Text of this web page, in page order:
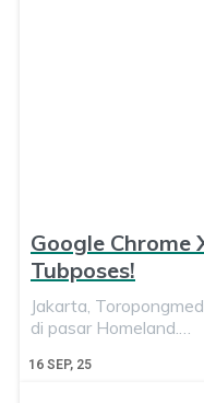
Google Chrome
Tubposes!
16 SEP, 25
Jakarta,
di pasar Homeland.…